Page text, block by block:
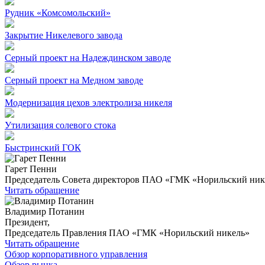
Рудник «Комсомольский»
Закрытие Никелевого завода
Серный проект на Надеждинском заводе
Серный проект на Медном заводе
Модернизация цехов электролиза никеля
Утилизация солевого стока
Быстринский ГОК
Гарет Пенни
Председатель Совета директоров ПАО «ГМК «Норильский
Читать обращение
Владимир Потанин
Президент,
Председатель Правления ПАО «ГМК «Норильский никель»
Читать обращение
Обзор корпоративного управления